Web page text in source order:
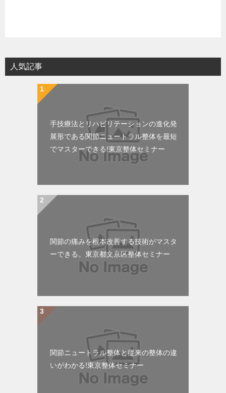
人気記事
手技療法とリハビリテーションの進化発
展形である関節ニュートラル整体を最短
でマスターできる!東京整体セミナー
関節の痛みを根本改善する技術がマスタ
ーできる。東京都文京区整体セミナー
関節ニュートラル整体と従来の整体の違
いがわかる!東京整体セミナー